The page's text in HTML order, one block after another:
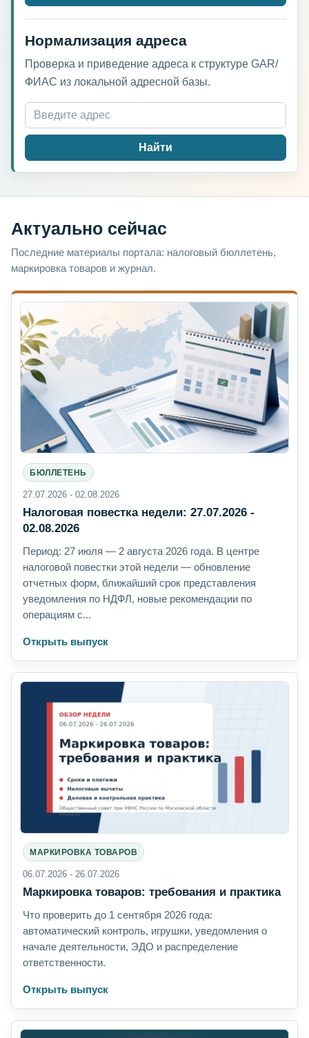
Нормализация адреса
Проверка и приведение адреса к структуре GAR/
ФИАС из локальной адресной базы.
Найти
Актуально сейчас
Последние материалы портала: налоговый бюллетень,
маркировка товаров и журнал.
БЮЛЛЕТЕНЬ
27.07.2026 - 02.08.2026
Налоговая повестка недели: 27.07.2026 -
02.08.2026
Период: 27 июля — 2 августа 2026 года. В центре
налоговой повестки этой недели — обновление
отчетных форм, ближайший срок представления
уведомления по НДФЛ, новые рекомендации по
операциям с...
Открыть выпуск
МАРКИРОВКА ТОВАРОВ
06.07.2026 - 26.07.2026
Маркировка товаров: требования и практика
Что проверить до 1 сентября 2026 года:
автоматический контроль, игрушки, уведомления о
начале деятельности, ЭДО и распределение
ответственности.
Открыть выпуск